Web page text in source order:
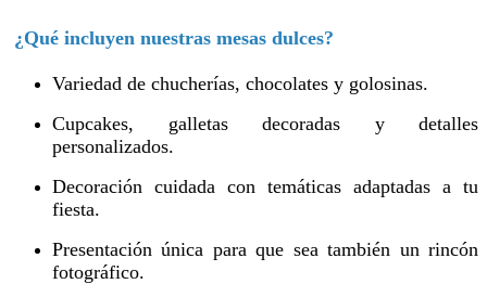
¿Qué incluyen nuestras mesas dulces?
Variedad de chucherías, chocolates y golosinas.
Cupcakes, galletas decoradas y detalles
personalizados.
Decoración cuidada con temáticas adaptadas a tu
fiesta.
Presentación única para que sea también un rincón
fotográfico.